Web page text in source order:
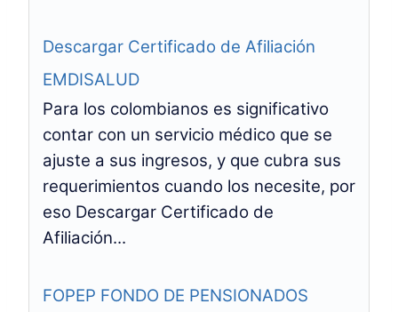
Descargar Certificado de Afiliación
EMDISALUD
Para los colombianos es significativo
contar con un servicio médico que se
ajuste a sus ingresos, y que cubra sus
requerimientos cuando los necesite, por
eso Descargar Certificado de
Afiliación...
FOPEP FONDO DE PENSIONADOS